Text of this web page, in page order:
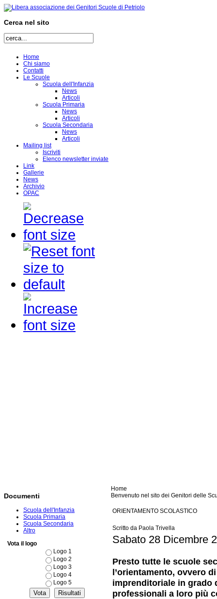
Cerca nel sito
Home
Chi siamo
Contatti
Le Scuole
Scuola dell'Infanzia
News
Articoli
Scuola Primaria
News
Articoli
Scuola Secondaria
News
Articoli
Mailing list
Iscriviti
Elenco newsletter inviate
Link
Gallerie
News
Archivio
OPAC
Documenti
Scuola dell'Infanzia
Scuola Primaria
Scuola Secondaria
Altro
Vota il logo
Logo 1
Logo 2
Logo 3
Logo 4
Logo 5
Home
Benvenuto nel sito dei Genitori delle
ORIENTAMENTO SCOLASTICO
Scritto da Paola Trivella
Sabato 28 Dicembre
Presto tutte le scuole
l’orientamento, ovvero
imprenditoriale in grado
professionali a loro più